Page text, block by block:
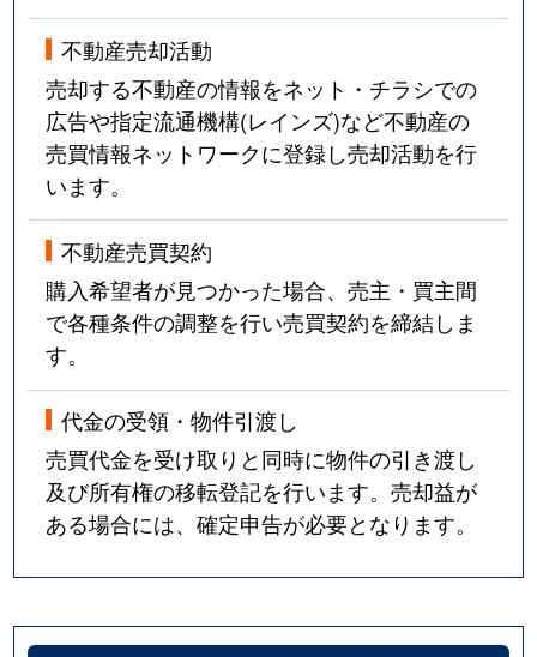
不動産売却活動
売却する不動産の情報をネット・チラシでの
広告や指定流通機構(レインズ)など不動産の
売買情報ネットワークに登録し売却活動を行
います。
不動産売買契約
購入希望者が見つかった場合、売主・買主間
で各種条件の調整を行い売買契約を締結しま
す。
代金の受領・物件引渡し
売買代金を受け取りと同時に物件の引き渡し
及び所有権の移転登記を行います。売却益が
ある場合には、確定申告が必要となります。